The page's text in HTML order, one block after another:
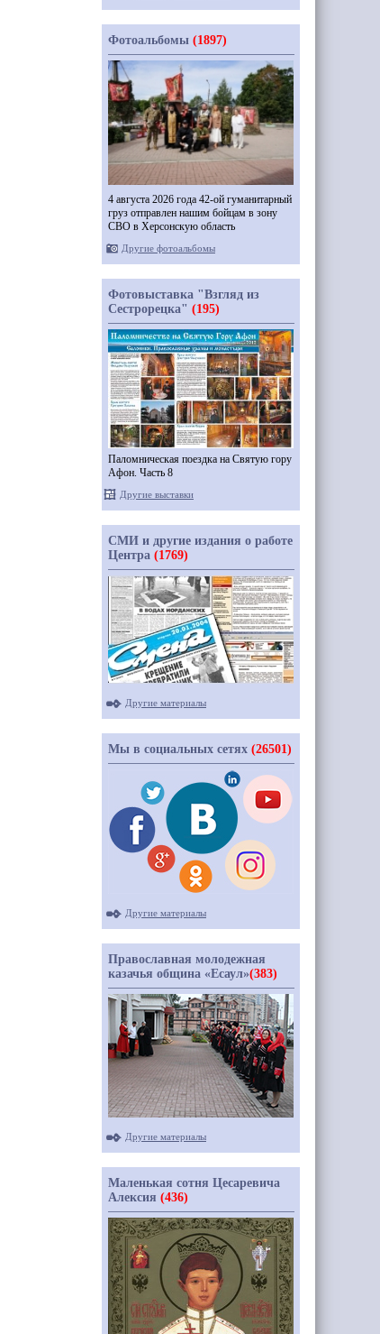
Фотоальбомы (1897)
4 августа 2026 года 42-ой гуманитарный
груз отправлен нашим бойцам в зону
СВО в Херсонскую область
Другие фотоальбомы
Фотовыставка "Взгляд из
Сестрорецка" (195)
Паломническая поездка на Святую гору
Афон. Часть 8
Другие выставки
СМИ и другие издания о работе
Центра (1769)
Другие материалы
Мы в социальных сетях (26501)
Другие материалы
Православная молодежная
казачья община «Есаул»(383)
Другие материалы
Маленькая сотня Цесаревича
Алексия (436)